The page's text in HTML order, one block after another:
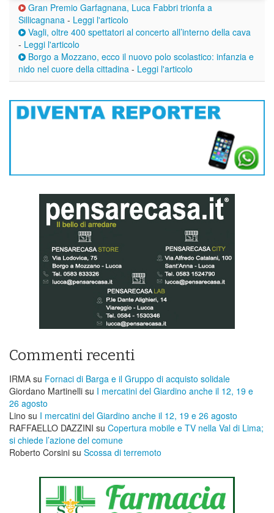
Gran Premio Garfagnana, Luca Fabbri trionfa a
Sillicagnana - Leggi l'articolo
Vagli, oltre 400 spettatori al concerto all’interno della cava
- Leggi l'articolo
Borgo a Mozzano, ecco il nuovo polo scolastico: infanzia e
nido nel cuore della cittadina - Leggi l'articolo
Commenti recenti
IRMA su Fornaci di Barga e il Gruppo di acquisto solidale
Giordano Martinelli su I mercatini del Giardino anche il 12, 19 e
26 agosto
Lino su I mercatini del Giardino anche il 12, 19 e 26 agosto
RAFFAELLO DAZZINI su ​Copertura mobile e TV nella Val di Lima;
si chiede l’azione del comune
Roberto Corsini su Scossa di terremoto